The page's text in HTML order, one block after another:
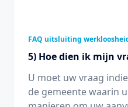
FAQ uitsluiting
5) Hoe dien ik mijn
U moet uw vraag
de gemeente waarin